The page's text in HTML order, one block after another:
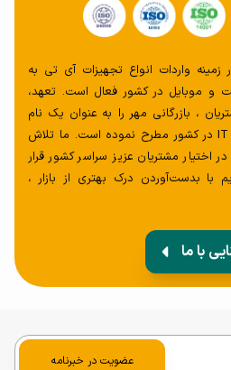
مهر از سال 1382 در زمینه واردات انواع تجهیزات آی تی به
و موبایل در کشور فعال است. تعهد،
، بازرگانی مهر را به عنوان یک نام
در سطح اول توزیع تجهیزات IT در کشور مطرح نموده است. ما تلاش
اختیار مشتریان عزیز سراسر کشور قرار
بدست‌آوردن درک بهتری از بازار ،
با ما
عضویت در خبرنامه